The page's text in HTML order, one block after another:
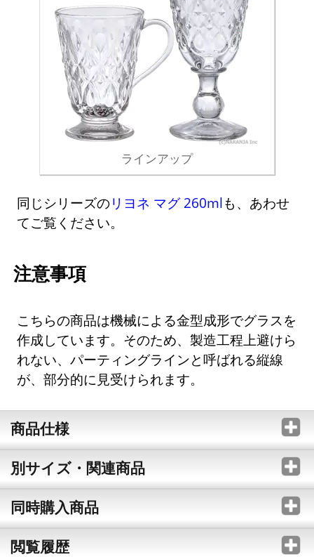
ラインアップ
同じシリーズのリヨネ マグ 260mlも、あわせ
てご覧ください。
注意事項
こちらの商品は機械による金型成形でグラスを
作成しています。そのため、製造工程上避けら
れない、パーティングラインと呼ばれる縦線
が、部分的に見受けられます。
商品仕様
別サイズ・関連商品
同時購入商品
閲覧履歴